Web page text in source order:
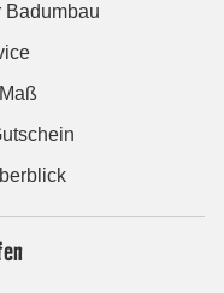
Badumbau